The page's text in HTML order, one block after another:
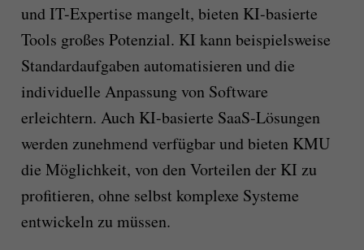
und IT-Expertise mangelt, bieten KI-basierte
Tools großes Potenzial. KI kann beispielsweise
Standardaufgaben automatisieren und die
individuelle Anpassung von Software
erleichtern. Auch KI-basierte SaaS-Lösungen
werden zunehmend verfügbar und bieten KMU
die Möglichkeit, von den Vorteilen der KI zu
profitieren, ohne selbst komplexe Systeme
entwickeln zu müssen.